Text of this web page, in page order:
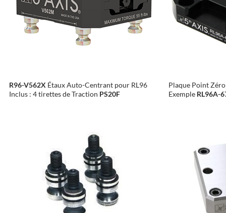
R96-V562X Étaux Auto-Centrant pour RL96
Inclus : 4 tirettes de Traction PS20F
Plaque Point
Exemple RL96A-